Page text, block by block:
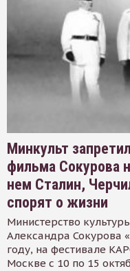
Минкульт
фильма Сокурова
нем Сталин,
спорят о жизни
Министерство
Александра Сокурова
году, на фестивале
Москве с 10 по 15